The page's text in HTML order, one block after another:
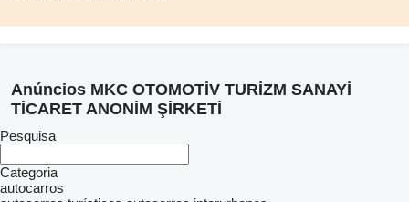
Anúncios MKC OTOMOTİV TURİZM SANAYİ
TİCARET ANONİM ŞİRKETİ
Pesquisa
Categoria
autocarros